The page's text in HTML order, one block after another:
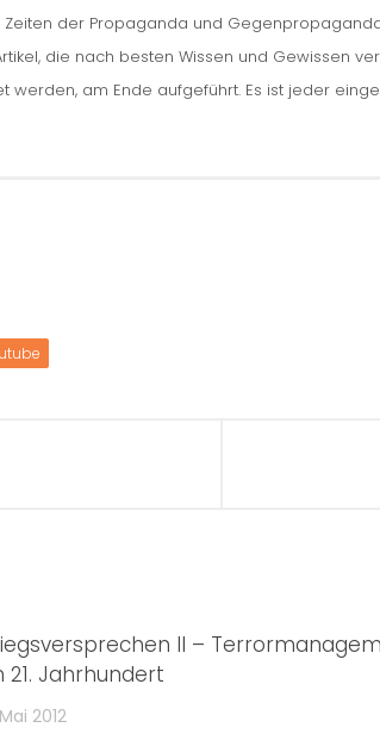
Zeiten der Propaganda und
die nach besten Wissen und Gewissen
am Ende aufgeführt. Es ist jeder
II –
21. Jahrhundert
2012